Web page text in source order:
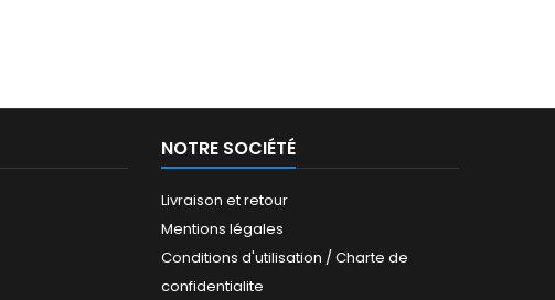
NOTRE SOCIÉTÉ
Livraison et retour
Mentions légales
Conditions d'utilisation / Charte de
confidentialite